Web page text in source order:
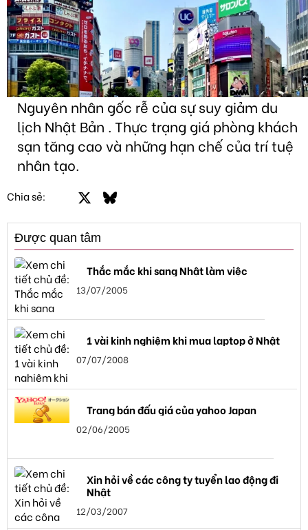
Nguyên nhân gốc rễ của sự suy giảm du
lịch Nhật Bản . Thực trạng giá phòng khách
sạn tăng cao và những hạn chế của trí tuệ
nhân tạo.
Chia sẻ: FacebookBluesky
Được quan tâm
Thắc mắc khi sang Nhật làm việc
13/07/2005
1 vài kinh nghiệm khi mua laptop ở Nhật
07/07/2008
Trang bán đấu giá của yahoo Japan
02/06/2005
Xin hỏi về các công ty tuyển lao động đi
Nhật
12/03/2007